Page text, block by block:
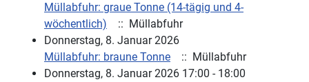
Müllabfuhr: graue Tonne (14-tägig und 4-
wöchentlich)
:: Müllabfuhr
Donnerstag, 8. Januar 2026
Müllabfuhr: braune Tonne
:: Müllabfuhr
Donnerstag, 8. Januar 2026 17:00 - 18:00